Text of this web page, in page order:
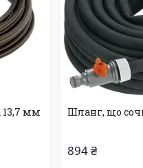
13,7 мм Шланг, що
894 ₴